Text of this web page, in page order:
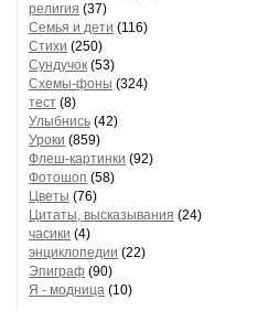
религия (37)
Семья и дети (116)
Стихи (250)
Сундучок (53)
Схемы-фоны (324)
тест (8)
Улыбнись (42)
Уроки (859)
Флеш-картинки (92)
Фотошоп (58)
Цветы (76)
Цитаты, высказывания (24)
часики (4)
энциклопедии (22)
Эпиграф (90)
Я - модница (10)